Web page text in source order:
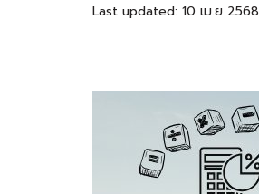
Last updated: 10 เม.ย 2568